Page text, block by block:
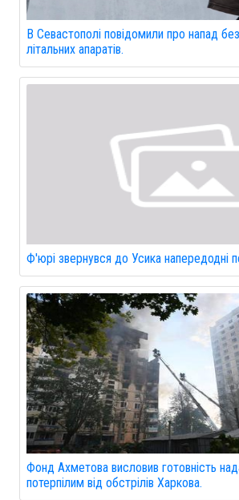
В Севастополі повідомили про напад
літальних апаратів.
Ф'юрі звернувся до Усика напередодні
Фонд Ахметова висловив готовність
потерпілим від обстрілів Харкова.